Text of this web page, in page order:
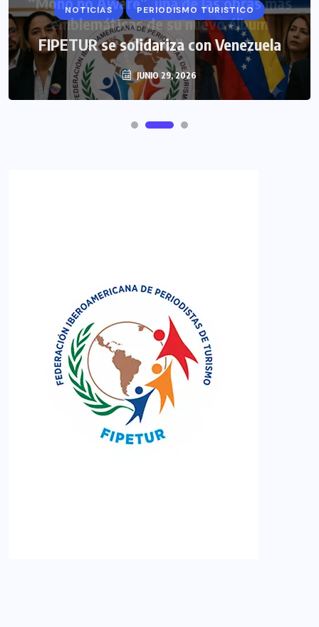
NOTICIAS PERIODISMO TURISTICO
FIPETUR se solidariza con Venezuela
JUNIO 29, 2026